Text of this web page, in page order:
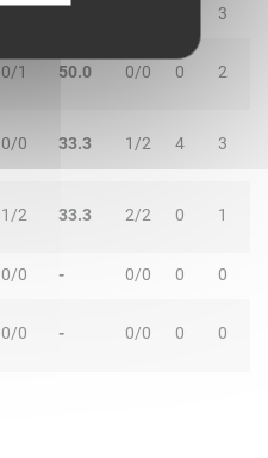
3
0/1 50.0 0/0 0 2
0/0 33.3 1/2 4 3
1/2 33.3 2/2 0 1
0/0 - 0/0 0 0
0/0 - 0/0 0 0